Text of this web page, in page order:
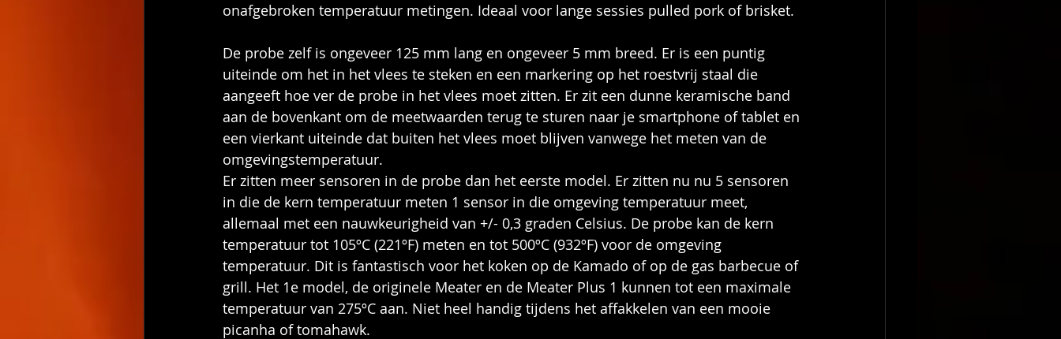
onafgebroken temperatuur metingen. Ideaal voor lange sessies pulled pork of brisket.
De probe zelf is ongeveer 125 mm lang en ongeveer 5 mm breed. Er is een puntig
uiteinde om het in het vlees te steken en een markering op het roestvrij staal die
aangeeft hoe ver de probe in het vlees moet zitten. Er zit een dunne keramische band
aan de bovenkant om de meetwaarden terug te sturen naar je smartphone of tablet en
een vierkant uiteinde dat buiten het vlees moet blijven vanwege het meten van de
omgevingstemperatuur.
Er zitten meer sensoren in de probe dan het eerste model. Er zitten nu nu 5 sensoren
in die de kern temperatuur meten 1 sensor in die omgeving temperatuur meet,
allemaal met een nauwkeurigheid van +/- 0,3 graden Celsius. De probe kan de kern
temperatuur tot 105ºC (221ºF) meten en tot 500ºC (932ºF) voor de omgeving
temperatuur. Dit is fantastisch voor het koken op de Kamado of op de gas barbecue of
grill. Het 1e model, de originele Meater en de Meater Plus 1 kunnen tot een maximale
temperatuur van 275ºC aan. Niet heel handig tijdens het affakkelen van een mooie
picanha of tomahawk.